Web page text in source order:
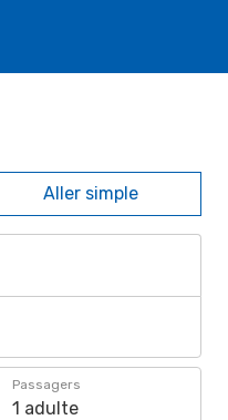
Aller simple
Passagers
1 adulte